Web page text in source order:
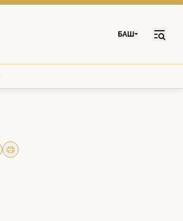
БАШ